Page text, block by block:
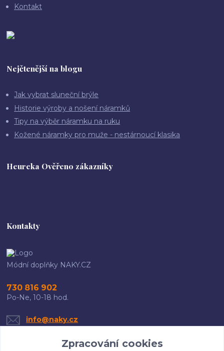
Kontakt
Nejčtenější na blogu
Jak vybrat sluneční brýle
Historie výroby a nošení náramků
Tipy na výběr náramku na ruku
Kožené náramky pro muže - nestárnoucí klasika
Heureka Ověřeno zákazníky
Kontakty
Módní doplňky NAKY.CZ
730 816 902
Po-Ne, 10-18 hod.
info@naky.cz
Zpracování cookies